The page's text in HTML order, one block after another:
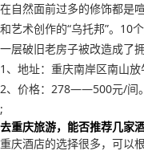
在自然面前过多的修饰都是
和艺术创作的“乌托邦”。10
一层破旧老房子被改造成了
1、地址：重庆南岸区南山放
2、价格：278——500元/间。
;
去重庆旅游，能否推荐几家
重庆酒店的选择很多，可以